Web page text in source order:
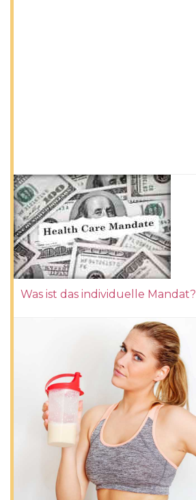
Was ist das individuelle Mandat?